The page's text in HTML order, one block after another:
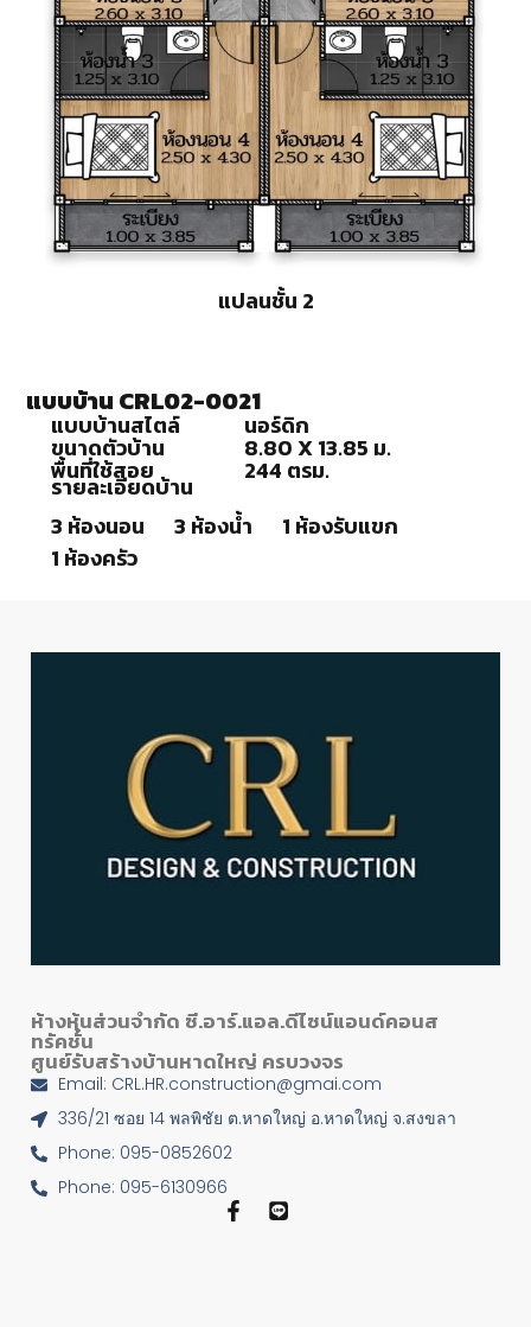
แปลนชั้น 2
แบบบ้าน CRL02-0021
แบบบ้านสไตล์ นอร์ดิก
ขนาดตัวบ้าน 8.80 X 13.85 ม.
พื้นที่ใช้สอย 244 ตรม.
รายละเอียดบ้าน
3 ห้องนอน
3 ห้องน้ำ
1 ห้องรับแขก
1 ห้องครัว
ห้างหุ้นส่วนจำกัด ซี.อาร์.แอล.ดีไซน์แอนด์คอนส
ทรัคชั่น
ศูนย์รับสร้างบ้านหาดใหญ่ ครบวงจร
Email: CRL.HR.construction@gmai.com
336/21 ซอย 14 พลพิชัย ต.หาดใหญ่ อ.หาดใหญ่ จ.สงขลา
Phone: 095-0852602
Phone: 095-6130966